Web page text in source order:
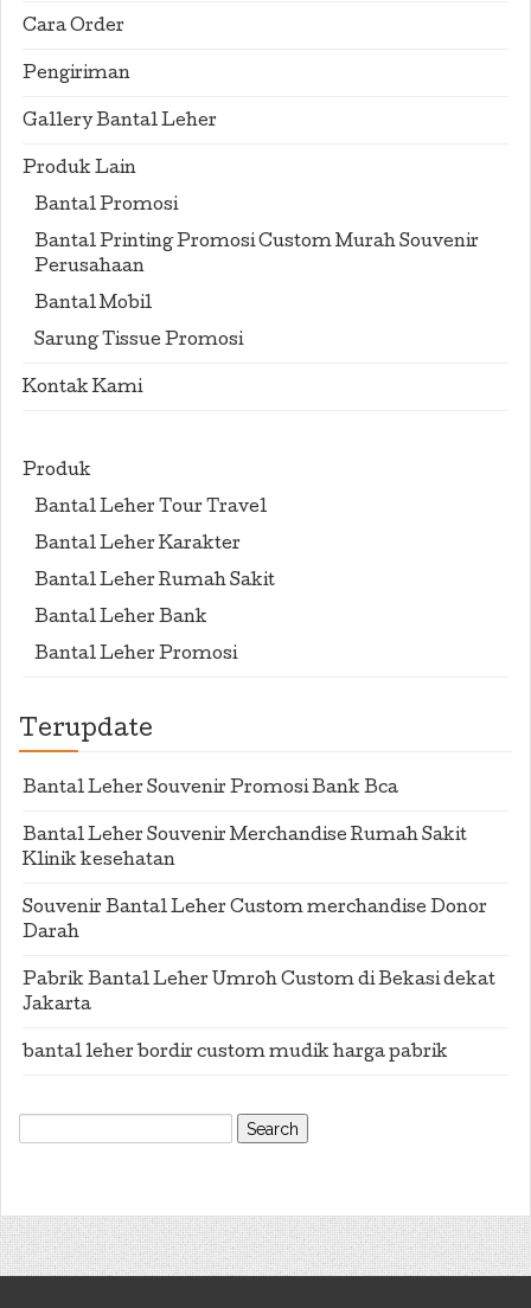
Cara Order
Pengiriman
Gallery Bantal Leher
Produk Lain
Bantal Promosi
Bantal Printing Promosi Custom Murah Souvenir
Perusahaan
Bantal Mobil
Sarung Tissue Promosi
Kontak Kami
Produk
Bantal Leher Tour Travel
Bantal Leher Karakter
Bantal Leher Rumah Sakit
Bantal Leher Bank
Bantal Leher Promosi
Terupdate
Bantal Leher Souvenir Promosi Bank Bca
Bantal Leher Souvenir Merchandise Rumah Sakit
Klinik kesehatan
Souvenir Bantal Leher Custom merchandise Donor
Darah
Pabrik Bantal Leher Umroh Custom di Bekasi dekat
Jakarta
bantal leher bordir custom mudik harga pabrik
Search
for: